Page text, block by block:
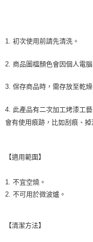
1. 初次使用前請先清洗。
2. 商品圖檔顏色會因個人電
3. 保存商品時，需存放至乾燥
4. 此產品有二次加工烤漆工
會有使用痕跡，比如刮痕、
【適用範圍】
1. 不宜空燒。
2. 不可用於微波爐。
【清潔方法】